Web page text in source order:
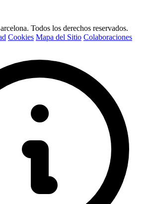
Todos los derechos reservados.
Cookies Mapa del Sitio Colaboraciones